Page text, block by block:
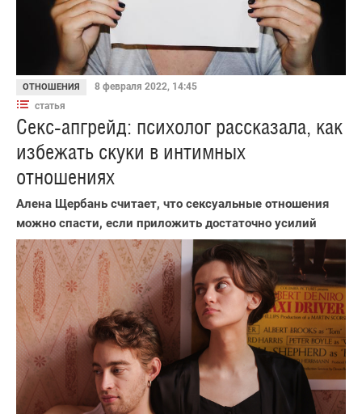
ОТНОШЕНИЯ
8 февраля 2022, 14:45
статья
Секс-апгрейд: психолог рассказала, как
избежать скуки в интимных
отношениях
Алена Щербань считает, что сексуальные отношения
можно спасти, если приложить достаточно усилий